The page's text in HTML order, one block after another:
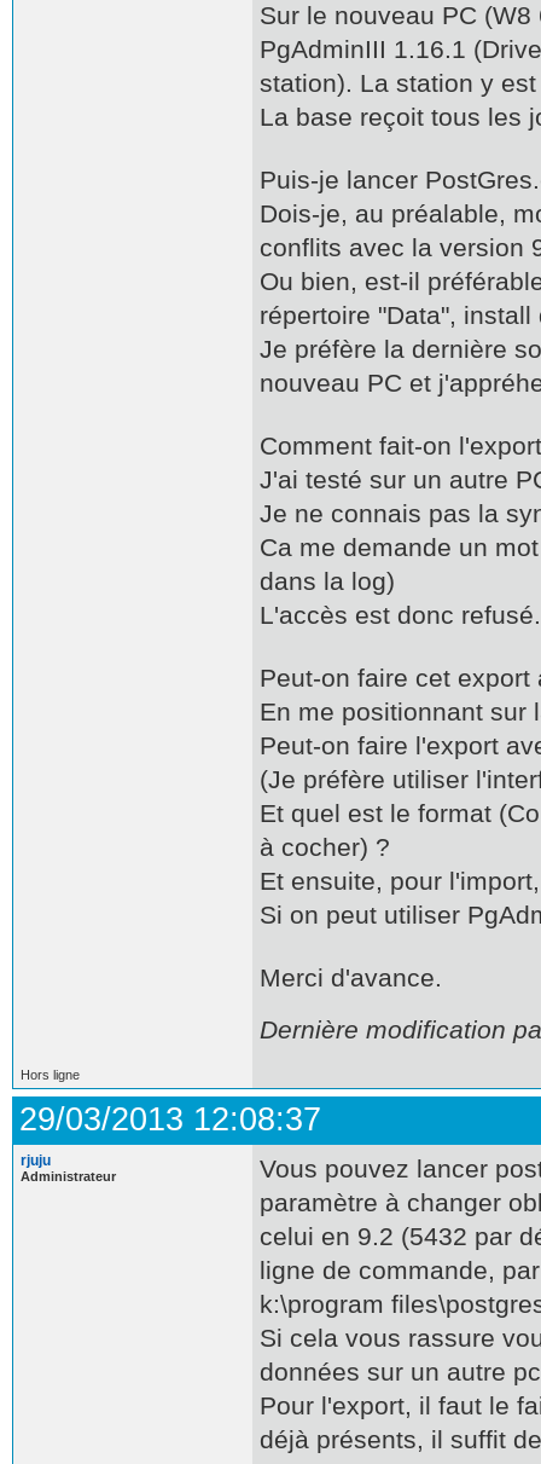
Sur le nouveau PC
PgAdminIII 1.16.1
station). La station y
La base reçoit tous les
Puis-je lancer
Dois-je, au préalable,
conflits avec la version
Ou bien, est-il
répertoire "Data",
Je préfère la dernière
nouveau PC et
Comment fait-on
J'ai testé sur un autre
Je ne connais pas la
Ca me demande un
dans la log)
L'accès est donc refusé.
Peut-on faire cet export
En me positionnant sur
Peut-on faire l'export
(Je préfère utiliser
Et quel est le format
à cocher) ?
Et ensuite, pour
Si on peut utiliser
Merci d'avance.
Dernière modification
Hors ligne
29/03/2013 12:08:37
rjuju
Administrateur
Vous pouvez lancer
paramètre à changer
celui en 9.2 (5432 par
ligne de commande,
k:\program
Si cela vous rassure
données sur un autre
Pour l'export, il faut le
déjà présents, il suffit